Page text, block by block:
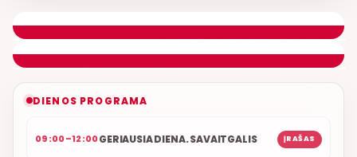
DIENOS PROGRAMA
09:00–12:00GERIAUSIA DIENA. SAVAITGALIS ĮRAŠAS